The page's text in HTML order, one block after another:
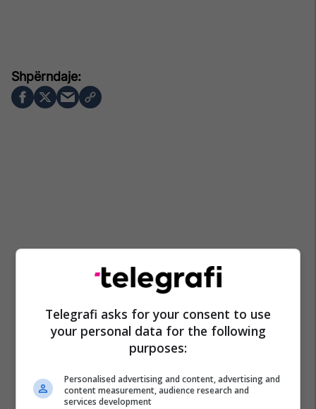
Telegrafi asks for your consent to use
your personal data for the following
purposes:
Personalised advertising and content, advertising and
content measurement, audience research and
services development